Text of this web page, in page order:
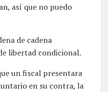
así que no puedo
de cadena
libertad condicional.
un fiscal presentara
en su contra, la